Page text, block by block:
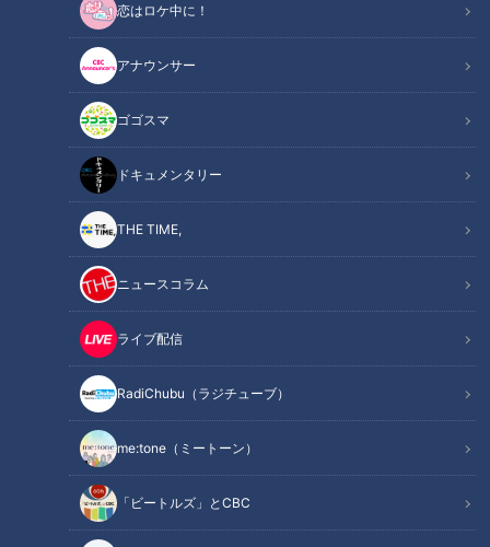
恋はロケ中に！
アナウンサー
ゴゴスマ
ドキュメンタリー
THE TIME,
ニュースコラム
ライブ配信
RadiChubu（ラジチューブ）
me:tone（ミートーン）
「ビートルズ」とCBC
記事に戻る
この記事を見たあなたへのおすすめ